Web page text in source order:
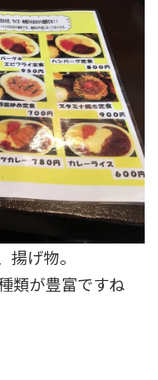
げ物。
類が豊富ですね